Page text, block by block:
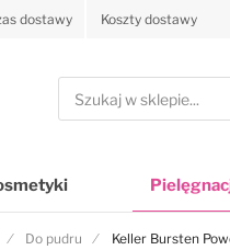
dostawy Koszty dostawy
Szukaj
Do pudru Keller Bursten